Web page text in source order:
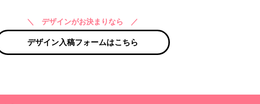
＼ デザインがお決まりなら ／
デザイン入稿フォームはこちら